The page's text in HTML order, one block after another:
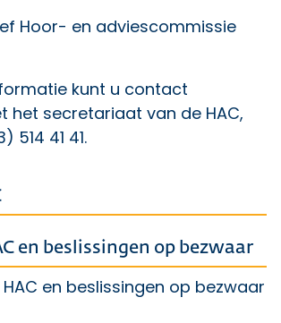
Hoor- en adviescommissie
kunt u contact
het secretariaat van de HAC,
514 41 41.
en beslissingen op bezwaar
en beslissingen op bezwaar